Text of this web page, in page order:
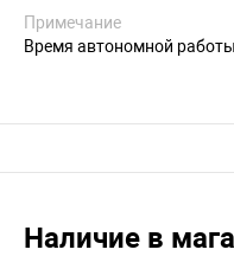
Примечание
Время автономной
Наличие в